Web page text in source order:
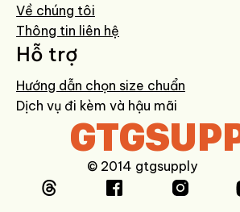
Về chúng tôi
Thông tin liên hệ
Hỗ trợ
Hướng dẫn chọn size chuẩn
Dịch vụ đi kèm và hậu mãi
© 2014 gtgsupply